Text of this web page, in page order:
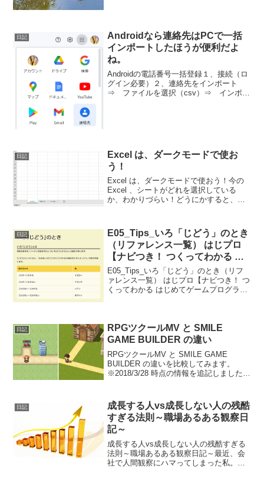
く突き進むのがいいのか。...
日記
Androidなら連絡先はPCで一括
インポートしたほうが便利だよ
ね。
Androidの電話番号一括登録１、接続（ロ
グイン必要）２、連絡先をインポート
⇒ ファイルを選択（csv）⇒ インポー
日記
Excel は、ダークモードで使お
う！
Excel は、ダークモードで使おう！今の
Excel 、シートがどれを選択している
か、わかりづらい！どうにかすると、シ
ゃ大変なことになっちゃうしね。グルー
プで共有して...
日記
E05_Tips_いろ「じどう」のとき
（リファレンス一覧） はじプロ
【ナビつき！ つくってわかる は
じめてゲームプログラミング】
E05_Tips_いろ「じどう」のとき（リフ
ァレンス一覧） はじプロ【ナビつき！ つ
くってわかる はじめてゲームプログラミ
日記
RPGツクールMV と SMILE
GAME BUILDER の違い
RPGツクールMV と SMILE GAME
BUILDER の違いを比較してみます。
※2018/3/28 時点の情報を追記しました。
のマニュアル6...
日記
成長する人vs成長しない人の残酷
すぎる法則～職場あるある観察日
記～
成長する人vs成長しない人の残酷すぎる
法則～職場あるある観察日記～最近、会
社で人間観察にハマってしまった私。気